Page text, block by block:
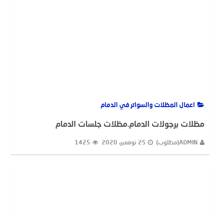
اعمال المظلات والسواتر في الدمام
مظلات برجولات الدمام.مظلات جلسات الدمام
ADMIN(مطلوب) 25 نوفمبر، 2020 1425